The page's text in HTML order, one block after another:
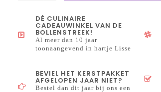
DÉ CULINAIRE
CADEAUWINKEL VAN DE
BOLLENSTREEK!
Al meer dan 10 jaar
toonaangevend in hartje Lisse
BEVIEL HET KERSTPAKKET
AFGELOPEN JAAR NIET?
Bestel dan dit jaar bij ons een